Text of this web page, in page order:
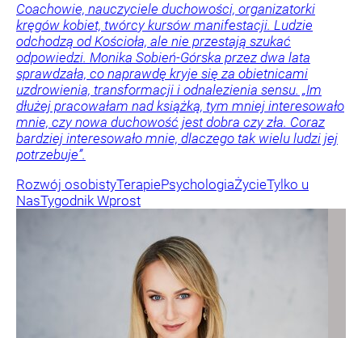
Coachowie, nauczyciele duchowości, organizatorki
kręgów kobiet, twórcy kursów manifestacji. Ludzie
odchodzą od Kościoła, ale nie przestają szukać
odpowiedzi. Monika Sobień-Górska przez dwa lata
sprawdzała, co naprawdę kryje się za obietnicami
uzdrowienia, transformacji i odnalezienia sensu. „Im
dłużej pracowałam nad książką, tym mniej interesowało
mnie, czy nowa duchowość jest dobra czy zła. Coraz
bardziej interesowało mnie, dlaczego tak wielu ludzi jej
potrzebuje”.
Rozwój osobistyTerapiePsychologiaŻycieTylko u
NasTygodnik Wprost